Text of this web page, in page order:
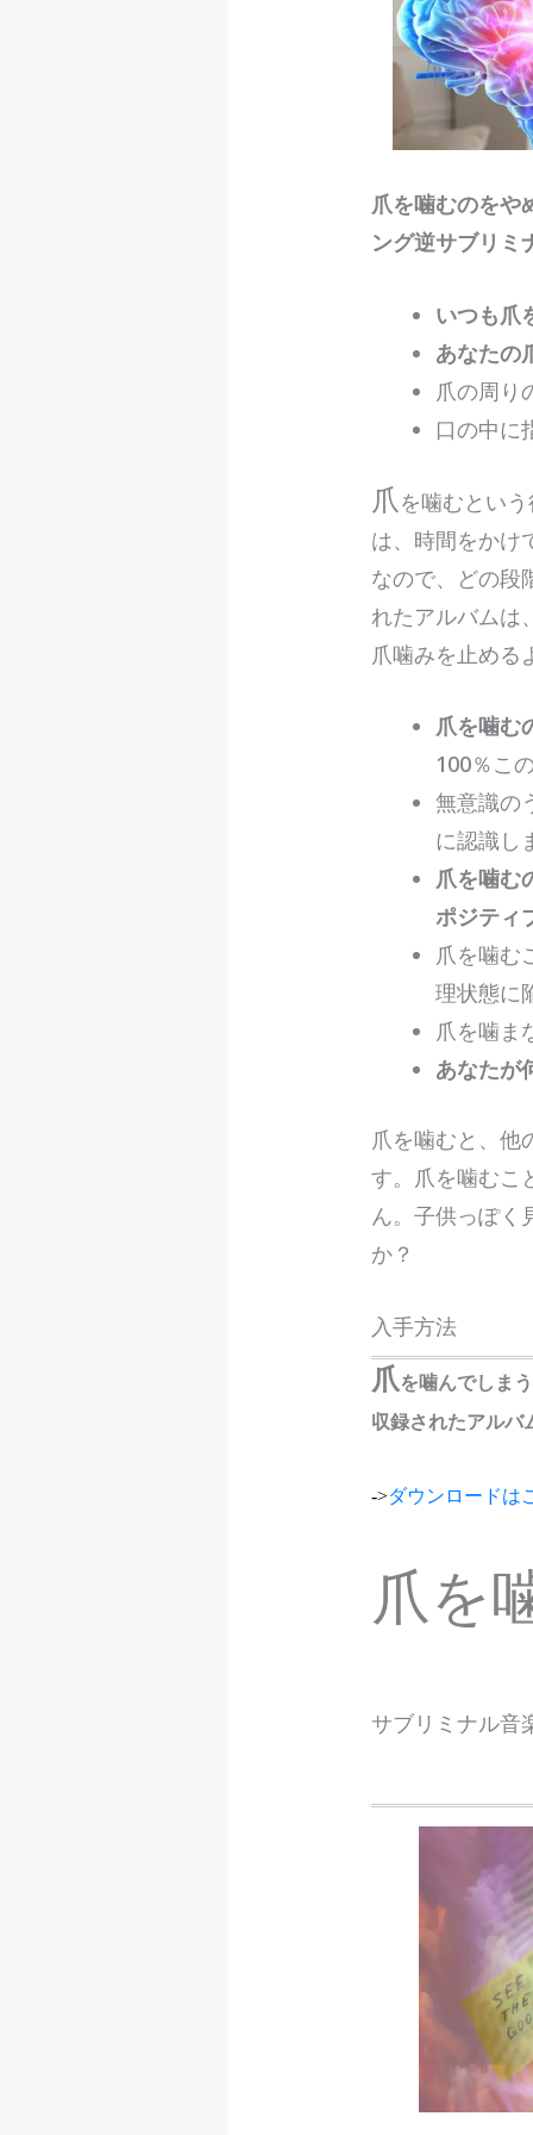
爪を噛むのをや
ング逆サブリミ
いつも爪
あなたの
爪の周り
口の中に
爪 を噛むとい
は、時間をかけ
なので、どの段
れたアルバムは
爪噛みを止める
爪を噛む
100％こ
無意識の
に認識し
爪を噛む
ポジティ
爪を噛む
理状態に
爪を噛ま
あなたが
爪を噛むと、他
す。爪を噛むこ
ん。子供っぽく
か？
入手方法
爪を噛んでしま
収録されたアルバ
->ダウンロードは
爪を
サブリミナル音